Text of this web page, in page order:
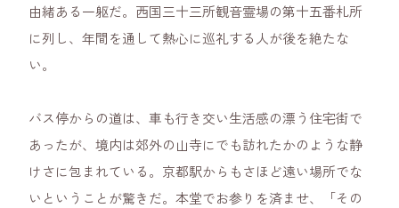
由緒ある一躯だ。西国三十三所観音霊場の第十五番札所
に列し、年間を通して熱心に巡礼する人が後を絶たな
い。
バス停からの道は、車も行き交い生活感の漂う住宅街で
あったが、境内は郊外の山寺にでも訪れたかのような静
けさに包まれている。京都駅からもさほど遠い場所でな
いということが驚きだ。本堂でお参りを済ませ、「その